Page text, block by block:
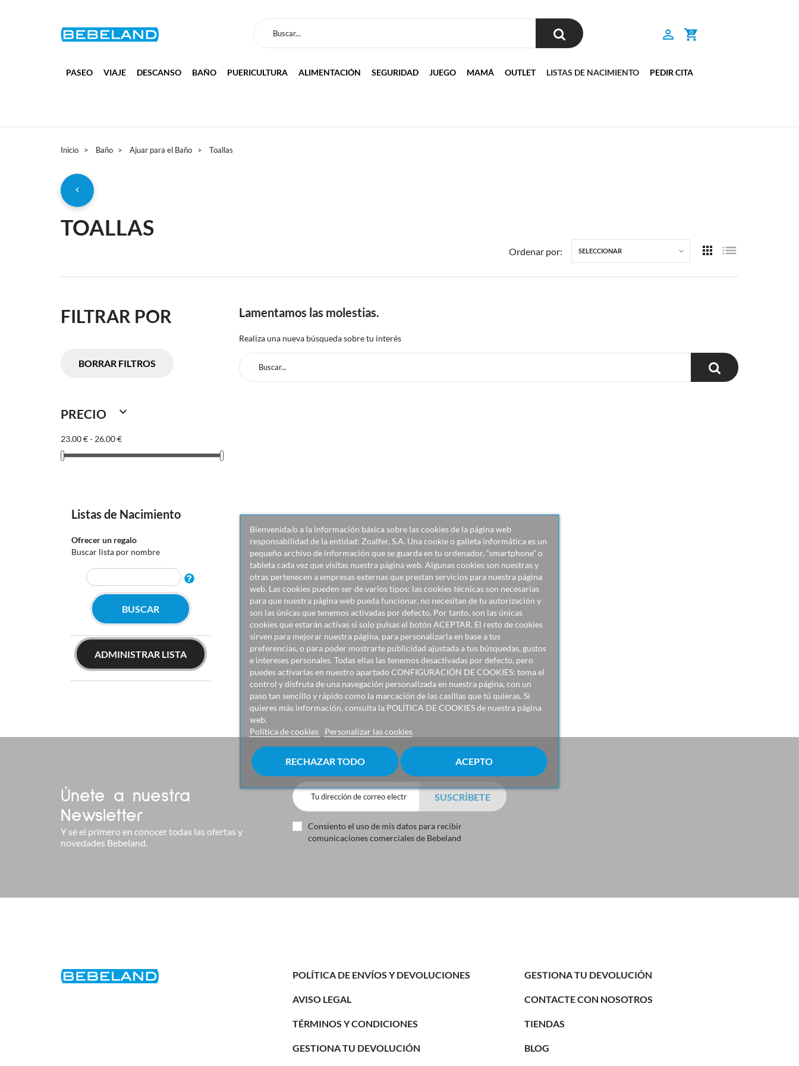
PASEO VIAJE DESCANSO BAÑO PUERICULTURA ALIMENTACIÓN SEGURIDAD JUEGO MAMÁ OUTLET LISTAS DE NACIMIENTO PEDIR CITA
0
Bienvenida/o a la información básica sobre las cookies de la página web
responsabilidad de la entidad: Zoalfer, S.A. Una cookie o galleta informática es un
pequeño archivo de información que se guarda en tu ordenador, “smartphone” o
tableta cada vez que visitas nuestra página web. Algunas cookies son nuestras y
otras pertenecen a empresas externas que prestan servicios para nuestra página
web. Las cookies pueden ser de varios tipos: las cookies técnicas son necesarias
para que nuestra página web pueda funcionar, no necesitan de tu autorización y
son las únicas que tenemos activadas por defecto. Por tanto, son las únicas
cookies que estarán activas si solo pulsas el botón ACEPTAR. El resto de cookies
sirven para mejorar nuestra página, para personalizarla en base a tus
preferencias, o para poder mostrarte publicidad ajustada a tus búsquedas, gustos
e intereses personales. Todas ellas las tenemos desactivadas por defecto, pero
puedes activarlas en nuestro apartado CONFIGURACIÓN DE COOKIES: toma el
control y disfruta de una navegación personalizada en nuestra página, con un
paso tan sencillo y rápido como la marcación de las casillas que tú quieras. Si
quieres más información, consulta la POLÍTICA DE COOKIES de nuestra página
web.
Política de cookies
Personalizar las cookies
RECHAZAR TODO ACEPTO
Inicio Baño Ajuar para el Baño Toallas
TOALLAS
Ordenar por: SELECCIONAR
Lamentamos las molestias.
Realiza una nueva búsqueda sobre tu interés
FILTRAR POR
BORRAR FILTROS
PRECIO 
23.00 € - 26.00 €
Listas de Nacimiento
Ofrecer un regalo
Buscar lista por nombre
BUSCAR
ADMINISTRAR LISTA
Únete a nuestra
Newsletter
Y sé el primero en conocer todas las ofertas y
novedades Bebeland.
Consiento el uso de mis datos para recibir
comunicaciones comerciales de Bebeland
POLÍTICA DE ENVÍOS Y DEVOLUCIONES
AVISO LEGAL
TÉRMINOS Y CONDICIONES
GESTIONA TU DEVOLUCIÓN
GESTIONA TU DEVOLUCIÓN
CONTACTE CON NOSOTROS
TIENDAS
BLOG